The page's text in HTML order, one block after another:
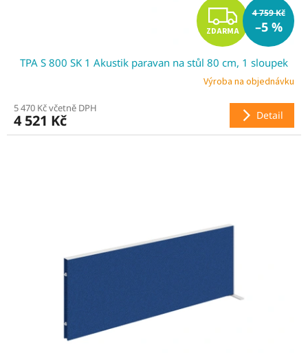
Z
D
A
R
M
ZDARMA
4 759 Kč
–5 %
TPA S 800 SK 1 Akustik paravan na stůl 80 cm, 1 sloupek
Výroba na objednávku
5 470 Kč včetně DPH
4 521 Kč Detail